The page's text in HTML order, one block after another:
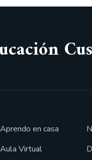
Aprendo en casa
Aula Virtual